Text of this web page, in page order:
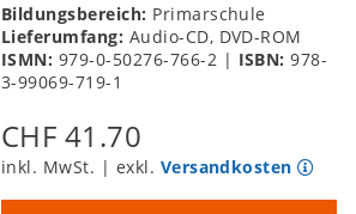
Bildungsbereich: Primarschule
Lieferumfang: Audio-CD, DVD-ROM
ISMN: 979-0-50276-766-2 | ISBN:978-
3-99069-719-1
CHF 41.70
inkl. MwSt. | exkl. Versandkosten